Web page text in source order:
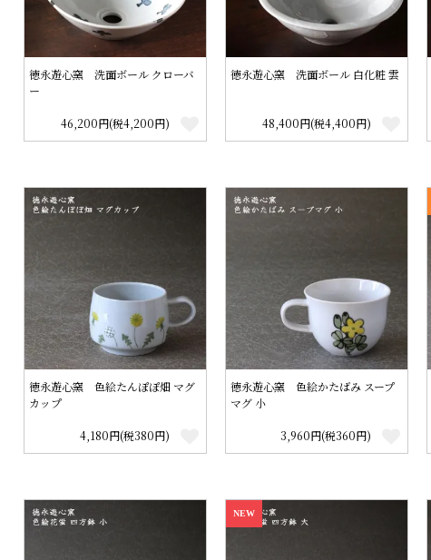
徳永遊心窯 洗面ボール クローバ
ー
46,200円(税4,200円)
徳永遊心窯 洗面ボール 白化粧 雲
48,400円(税4,400円)
徳永遊心窯 色絵たんぽぽ畑 マグ
カップ
4,180円(税380円)
徳永遊心窯 色絵かたばみ スープ
マグ 小
3,960円(税360円)
NEW